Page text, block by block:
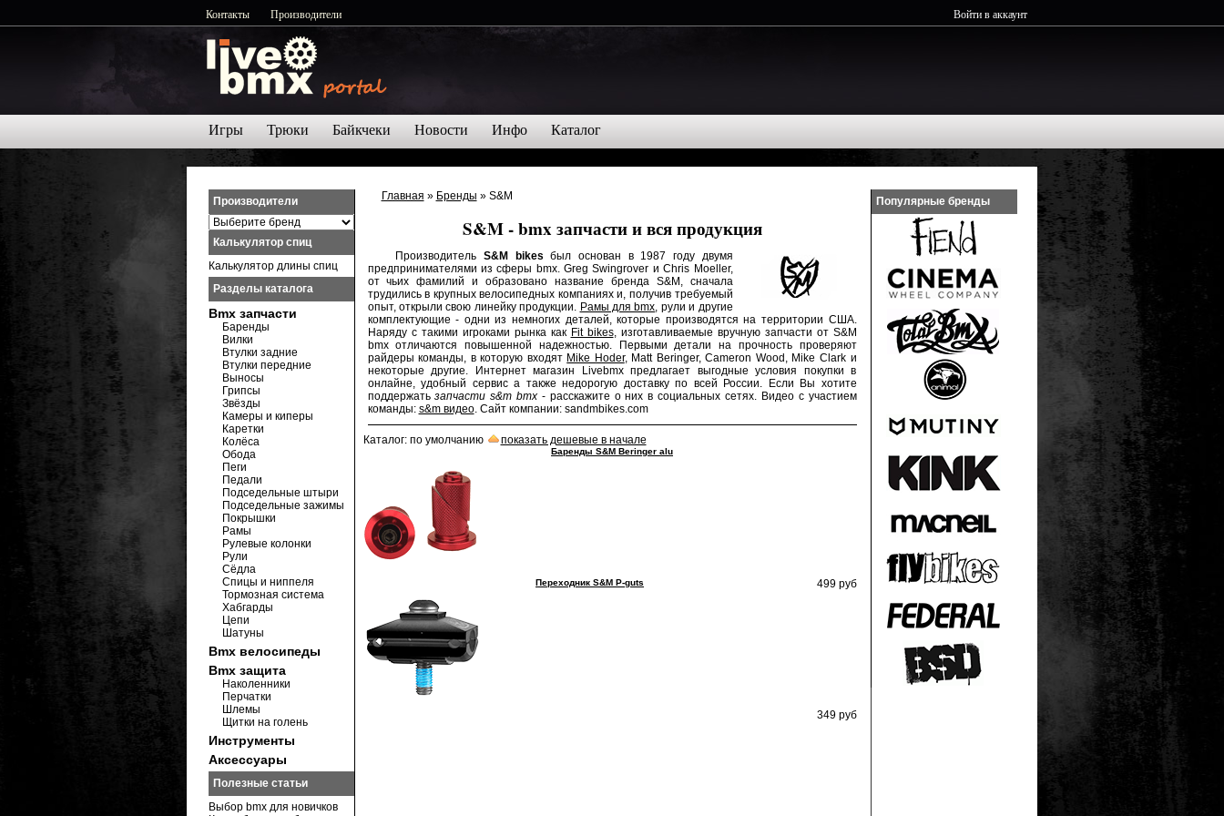
Войти в аккаунт
Контакты Производители
Игры Трюки Байкчеки Новости Инфо Каталог
Главная » Бренды » S&M
S&M - bmx запчасти и вся продукция
Производитель S&M bikes был основан в 1987 году двумя
предпринимателями из сферы bmx. Greg Swingrover и Chris Moeller,
от чьих фамилий и образовано название бренда S&M, сначала
трудились в крупных велосипедных компаниях и, получив требуемый
опыт, открыли свою линейку продукции. Рамы для bmx, рули и другие
комплектующие - одни из немногих деталей, которые производятся на территории США.
Наряду с такими игроками рынка как Fit bikes, изготавливаемые вручную запчасти от S&M
bmx отличаются повышенной надежностью. Первыми детали на прочность проверяют
райдеры команды, в которую входят Mike Hoder, Matt Beringer, Cameron Wood, Mike Clark и
некоторые другие. Интернет магазин Livebmx предлагает выгодные условия покупки в
онлайне, удобный сервис а также недорогую доставку по всей России. Если Вы хотите
поддержатьзапчасти s&m bmx - расскажите о них в социальных сетях. Видео с участием
команды: s&m видео. Сайт компании: sandmbikes.com
Каталог: по умолчанию показать дешевые в начале
Баренды S&M Beringer alu
499руб
Переходник S&M P-guts
349руб
Производители
Калькулятор спиц
Калькулятор длины спиц
Разделы каталога
Bmx запчасти
Баренды
Вилки
Втулки задние
Втулки передние
Выносы
Грипсы
Звёзды
Камеры и киперы
Каретки
Колёса
Обода
Пеги
Педали
Подседельные штыри
Подседельные зажимы
Покрышки
Рамы
Рулевые колонки
Рули
Сёдла
Спицы и ниппеля
Тормозная система
Хабгарды
Цепи
Шатуны
Bmx велосипеды
Bmx защита
Наколенники
Перчатки
Шлемы
Щитки на голень
Инструменты
Аксессуары
Полезные статьи
Выбор bmx для новичков
Популярные бренды